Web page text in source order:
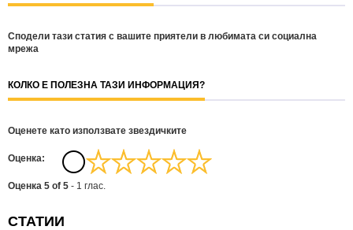
Сподели тази статия с вашите приятели в любимата си социална
мрежа
КОЛКО Е ПОЛЕЗНА ТАЗИ ИНФОРМАЦИЯ?
Оценете като използвате звездичките
Oценка:
Оценка 5 of 5 - 1 глас.
СТАТИИ